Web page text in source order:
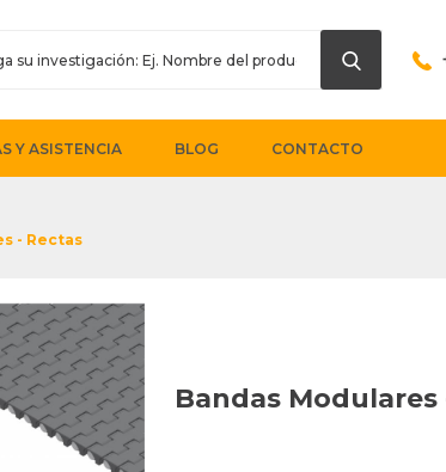
Y ASISTENCIA BLOG CONTACTO
- Rectas
Bandas Modulares